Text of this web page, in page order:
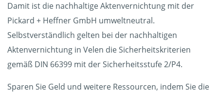
Damit ist die nachhaltige Aktenvernichtung mit der
Pickard + Heffner GmbH umweltneutral.
Selbstverständlich gelten bei der nachhaltigen
Aktenvernichtung in Velen die Sicherheitskriterien
gemäß DIN 66399 mit der Sicherheitsstufe 2/P4.
Sparen Sie Geld und weitere Ressourcen, indem Sie die